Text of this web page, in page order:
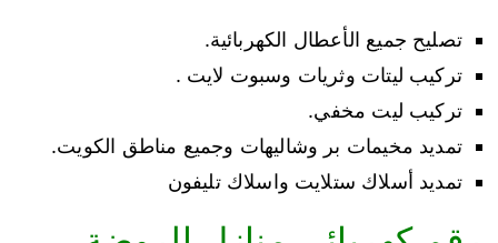
تصليح جميع الأعطال الكهربائية.
تركيب ليتات وثريات وسبوت لايت .
تركيب ليت مخفي.
تمديد مخيمات بر وشاليهات وجميع مناطق الكويت.
تمديد أسلاك ستلايت واسلاك تليفون